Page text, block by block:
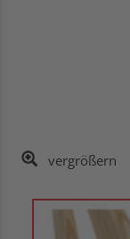
vergrößern